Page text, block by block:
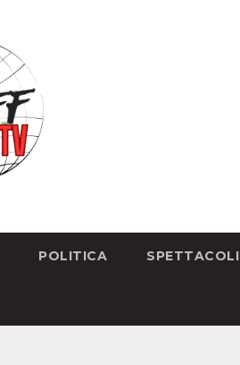
POLITICA SPETTACOLI